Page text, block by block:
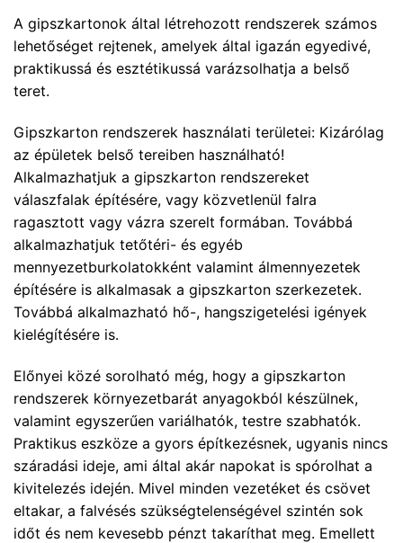
A gipszkartonok által létrehozott rendszerek számos
lehetőséget rejtenek, amelyek által igazán egyedivé,
praktikussá és esztétikussá varázsolhatja a belső
teret.
Gipszkarton rendszerek használati területei: Kizárólag
az épületek belső tereiben használható!
Alkalmazhatjuk a gipszkarton rendszereket
válaszfalak építésére, vagy közvetlenül falra
ragasztott vagy vázra szerelt formában. Továbbá
alkalmazhatjuk tetőtéri- és egyéb
mennyezetburkolatokként valamint álmennyezetek
építésére is alkalmasak a gipszkarton szerkezetek.
Továbbá alkalmazható hő-, hangszigetelési igények
kielégítésére is.
Előnyei közé sorolható még, hogy a gipszkarton
rendszerek környezetbarát anyagokból készülnek,
valamint egyszerűen variálhatók, testre szabhatók.
Praktikus eszköze a gyors építkezésnek, ugyanis nincs
száradási ideje, ami által akár napokat is spórolhat a
kivitelezés idején. Mivel minden vezetéket és csövet
eltakar, a falvésés szükségtelenségével szintén sok
időt és nem kevesebb pénzt takaríthat meg. Emellett